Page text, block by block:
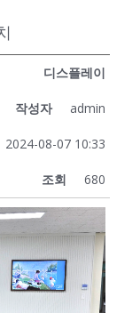
디스플레이
작성자 admin
2024-08-07 10:33
조회 680